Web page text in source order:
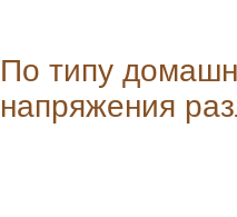
По типу
напряжения